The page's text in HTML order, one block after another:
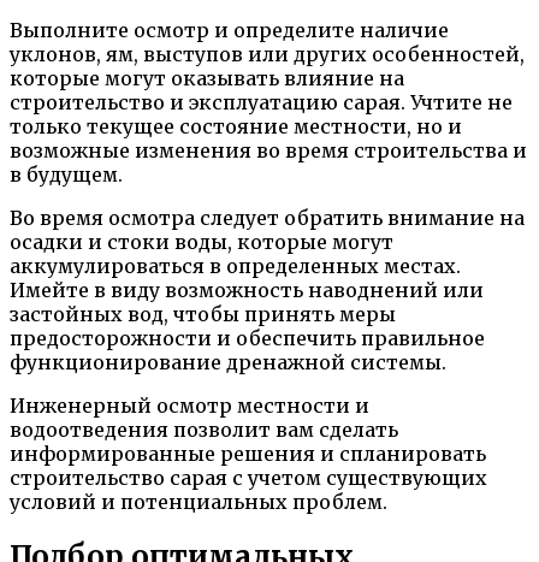
Выполните осмотр и определите наличие
уклонов, ям, выступов или других особенностей,
которые могут оказывать влияние на
строительство и эксплуатацию сарая. Учтите не
только текущее состояние местности, но и
возможные изменения во время строительства и
в будущем.
Во время осмотра следует обратить внимание на
осадки и стоки воды, которые могут
аккумулироваться в определенных местах.
Имейте в виду возможность наводнений или
застойных вод, чтобы принять меры
предосторожности и обеспечить правильное
функционирование дренажной системы.
Инженерный осмотр местности и
водоотведения позволит вам сделать
информированные решения и спланировать
строительство сарая с учетом существующих
условий и потенциальных проблем.